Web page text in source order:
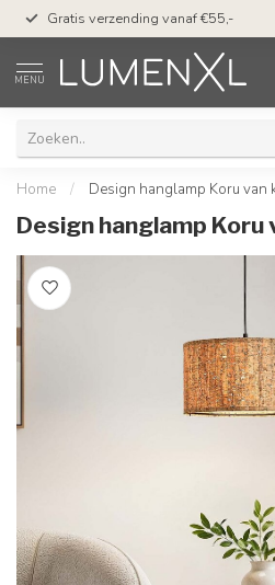
Gratis verzending vanaf €55,-
MENU
Home / Design hanglamp Koru van
Design hanglamp Koru